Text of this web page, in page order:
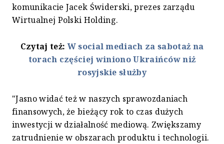
komunikacie Jacek Świderski, prezes zarządu
Wirtualnej Polski Holding.
Czytaj też:W social mediach za sabotaż na
torach częściej winiono Ukraińców niż
rosyjskie służby
"Jasno widać też w naszych sprawozdaniach
finansowych, że bieżący rok to czas dużych
inwestycji w działalność mediową. Zwiększamy
zatrudnienie w obszarach produktu i technologii.